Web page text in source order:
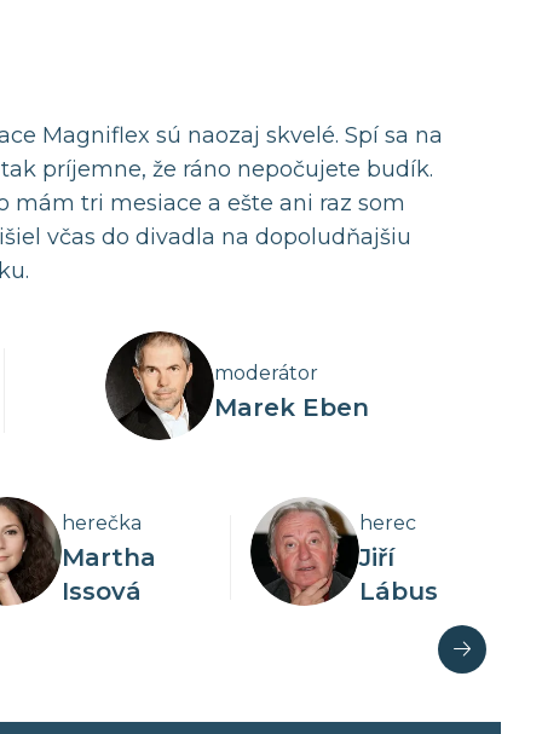
Magniflex sú naozaj skvelé. Spí sa na
príjemne, že ráno nepočujete budík.
mám tri mesiace a ešte ani raz som
včas do divadla na dopoludňajšiu
moderátor
Marek Eben
herečka
Martha
Issová
herec
Jiří
Lábus